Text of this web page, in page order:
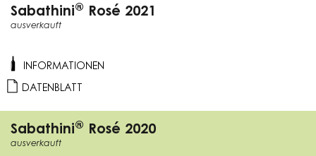
Sabathini® Rosé 2021
ausverkauft
INFORMATIONEN
DATENBLATT
Sabathini® Rosé 2020
ausverkauft